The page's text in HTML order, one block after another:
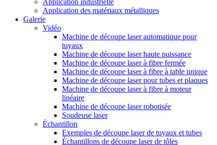
Application industrielle
Application des matériaux métalliques
Galerie
Vidéo
Machine de découpe laser automatique pour
tuyaux
Machine de découpe laser haute puissance
Machine de découpe laser à fibre fermée
Machine de découpe laser à fibre à table unique
Machine de découpe laser pour tubes et plaques
Machine de découpe laser à fibre à moteur
linéaire
Machine de découpe laser robotisée
Soudeuse laser
Échantillon
Exemples de découpe laser de tuyaux et tubes
Échantillons de découpe laser de tôles